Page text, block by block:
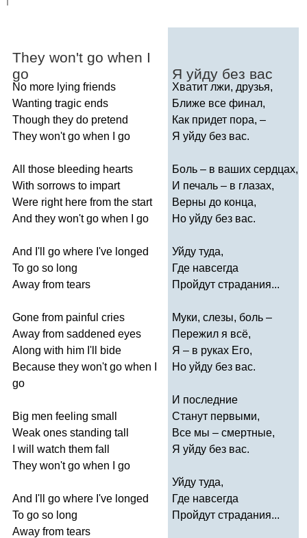
They won't go when I
go
No more lying friends
Wanting tragic ends
Though they do pretend
They won't go when go
All those bleeding hearts
With sorrows to impart
Were right here from the start
And they won't go when go
And I'll go where I've longed
To go so long
Away from tears
Gone from painful cries
Away from saddened eyes
Along with him I'll
bide
Because they won't go when
go
Big men feeling small
Weak ones standing tall
will watch them fall
They won't go when go
And I'll go where I've longed
To go so long
Away from tears
Я уйду без вас
Хватит лжи, друзья,
Ближе все финал,
Как придет пора, –
Я уйду без вас.
Боль – в ваших сердцах,
И печаль – в глазах,
Верны до конца,
Но уйду без вас.
Уйду туда,
Где навсегда
Пройдут страдания...
Муки, слезы, боль –
Пережил я всё,
Я – в руках Его,
Но уйду без вас.
И последние
Станут первыми,
Все мы – смертные,
Я уйду без вас.
Уйду туда,
Где навсегда
Пройдут страдания...